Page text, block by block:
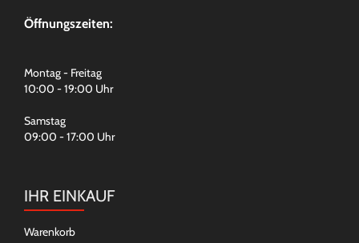
Öffnungszeiten:
Montag - Freitag
10:00 - 19:00 Uhr
Samstag
09:00 - 17:00 Uhr
IHR EINKAUF
Warenkorb